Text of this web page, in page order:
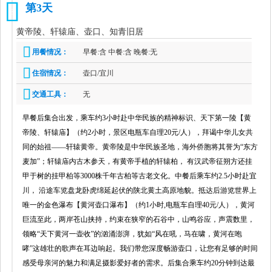
第3天
黄帝陵、轩辕庙、壶口、知青旧居
用餐情况： 早餐:含 中餐:含 晚餐:无
住宿情况： 壶口/宜川
交通工具： 无
早餐后集合出发，乘车约3小时赴中华民族的精神标识、天下第一陵【黄
帝陵、轩辕庙】（约2小时，景区电瓶车自理20元/人），拜谒中华儿女共
同的始祖——轩辕黄帝。黄帝陵是中华民族圣地，海外侨胞将其誉为“东方
麦加”；轩辕庙内古木参天，有黄帝手植的轩辕柏， 有汉武帝征朔方还挂
甲于树的挂甲柏等3000株千年古柏等古老文化。中餐后乘车约2.5小时赴宜
川， 沿途车览盘龙卧虎绵延起伏的陕北黄土高原地貌。抵达后游览世界上
唯一的金色瀑布【黄河壶口瀑布】（约1小时,电瓶车自理40元/人），黄河
巨流至此，两岸苍山挟持，约束在狭窄的石谷中，山鸣谷应，声震数里，
领略“天下黄河一壶收”的汹涌澎湃，犹如“风在吼，马在啸，黄河在咆
哮”这雄壮的歌声在耳边响起。我们带您深度畅游壶口，让您有足够的时间
感受母亲河的魅力和满足摄影爱好者的需求。后集合乘车约20分钟到达最